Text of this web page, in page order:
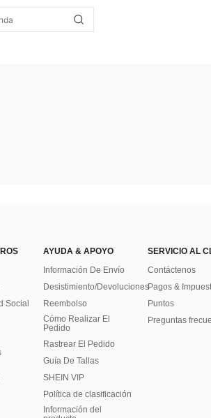
Social
AYUDA & APOYO
Información De Envío
Desistimiento/Devoluciones
Reembolso
Cómo Realizar El
Pedido
Rastrear El Pedido
Guía De Tallas
SHEIN VIP
Política de clasificación
​Información del
SERVICIO AL
Contáctenos
Pagos &
Puntos
Preguntas